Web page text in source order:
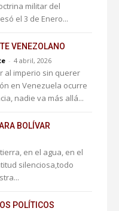
militar del
el 3 de Enero...
VENEZOLANO
- 4 abril, 2026
al imperio sin querer
en Venezuela ocurre
nadie va más allá...
BOLÍVAR
en el agua, en el
silenciosa,todo
POLÍTICOS